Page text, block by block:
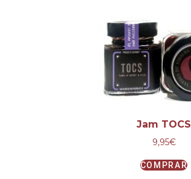
Jam TOCS
9,95€
COMPRAR